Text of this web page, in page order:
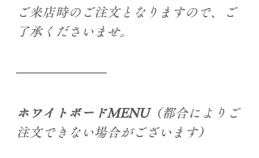
ご来店時のご注文となりますので、ご
了承くださいませ。
ホワイトボードMENU（都合によりご
注文できない場合がございます）